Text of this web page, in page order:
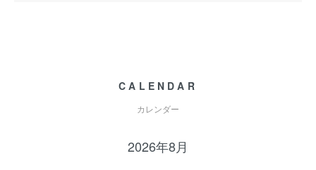
CALENDAR
カレンダー
2026年8月